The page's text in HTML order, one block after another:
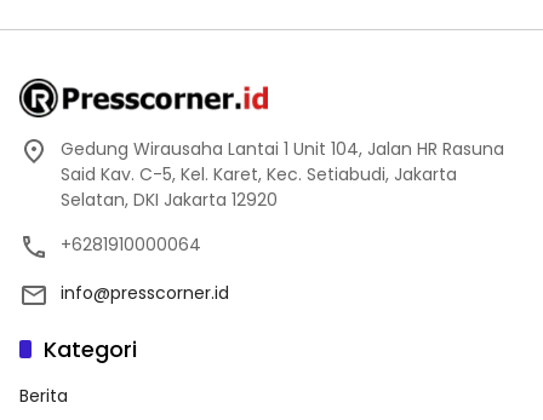
Gedung Wirausaha Lantai 1 Unit 104, Jalan HR Rasuna
Said Kav. C-5, Kel. Karet, Kec. Setiabudi, Jakarta
Selatan, DKI Jakarta 12920
+6281910000064
info@presscorner.id
Kategori
Berita